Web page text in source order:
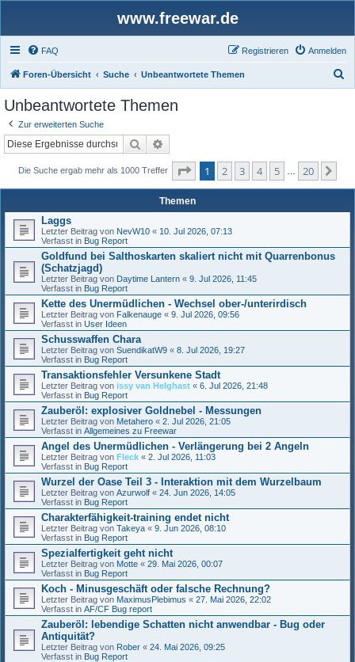
www.freewar.de
FAQ Anmelden
Registrieren
Foren-Übersicht Suche Unbeantwortete Themen
Unbeantwortete Themen
Zur erweiterten Suche
Suche
Die Suche ergab mehr als 1000 Treffer Seite von
1 2 3 4 5 20
Themen
Laggs
Letzter Beitrag von NevW10 « 10. Jul 2026, 07:13
Verfasst in Bug Report
Goldfund bei Salthoskarten skaliert nicht mit Quarrenbonus
(Schatzjagd)
Letzter Beitrag von Daytime Lantern « 9. Jul 2026, 11:45
Verfasst in Bug Report
Kette des Unermüdlichen - Wechsel ober-/unterirdisch
Letzter Beitrag von Falkenauge « 9. Jul 2026, 09:56
Verfasst in User Ideen
Schusswaffen Chara
Letzter Beitrag von SuendikatW9 « 8. Jul 2026, 19:27
Verfasst in Bug Report
Transaktionsfehler Versunkene Stadt
Letzter Beitrag von issy van Helghast « 6. Jul 2026, 21:48
Verfasst in Bug Report
Zauberöl: explosiver Goldnebel - Messungen
Letzter Beitrag von Metahero « 2. Jul 2026, 21:05
Verfasst in Allgemeines zu Freewar
Angel des Unermüdlichen - Verlängerung bei 2 Angeln
Letzter Beitrag von Fleck « 2. Jul 2026, 11:03
Verfasst in Bug Report
Wurzel der Oase Teil 3 - Interaktion mit dem Wurzelbaum
Letzter Beitrag von Azurwolf « 24. Jun 2026, 14:05
Verfasst in Bug Report
Charakterfähigkeit-training endet nicht
Letzter Beitrag von Takeya « 9. Jun 2026, 08:10
Verfasst in Bug Report
Spezialfertigkeit geht nicht
Letzter Beitrag von Motte « 29. Mai 2026, 00:07
Verfasst in Bug Report
Koch - Minusgeschäft oder falsche Rechnung?
Letzter Beitrag von MaximusPlebimus « 27. Mai 2026, 22:02
Verfasst in AF/CF Bug report
Zauberöl: lebendige Schatten nicht anwendbar - Bug oder
Antiquität?
Letzter Beitrag von Rober « 24. Mai 2026, 09:25
Verfasst in Bug Report